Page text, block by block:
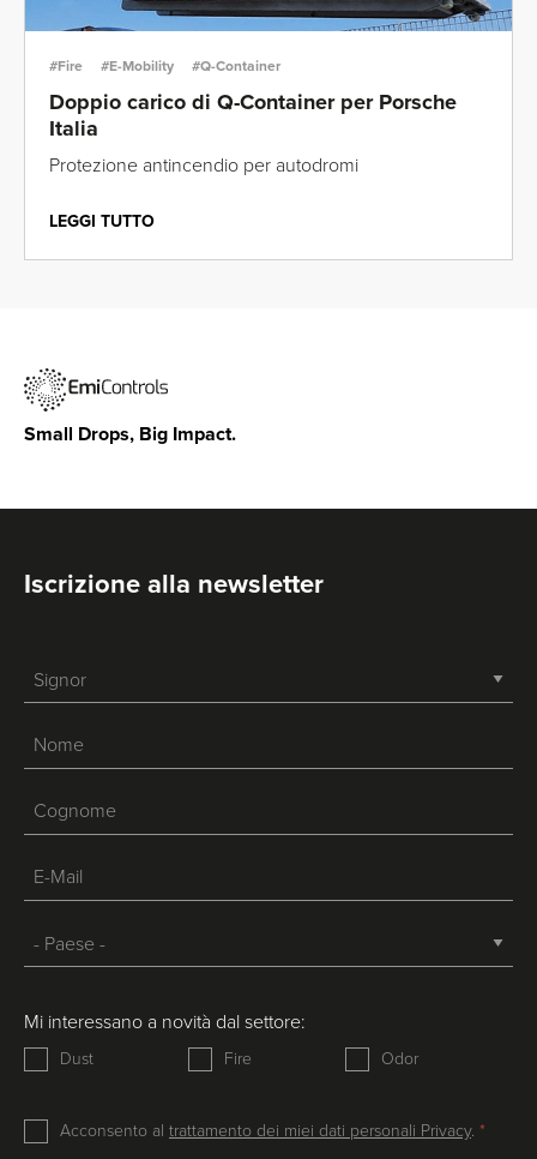
#Fire #E-Mobility #Q-Container
Doppio carico di Q-Container per Porsche
Italia
Protezione antincendio per autodromi
LEGGI TUTTO
Small Drops, Big Impact.
Iscrizione alla newsletter
Mi interessano a novità dal settore:
Dust Fire Odor
Acconsento al trattamento dei miei dati personali Privacy.